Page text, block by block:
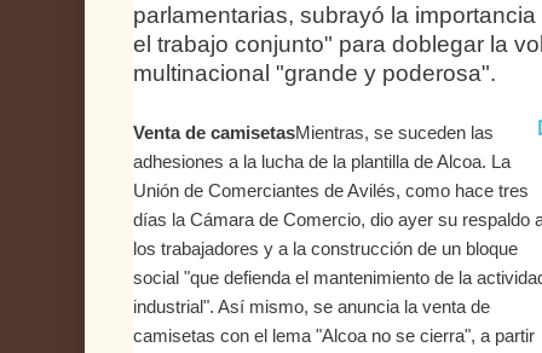
parlamentarias, subrayó la
el trabajo conjunto" para doblegar la
multinacional "grande y poderosa".
Venta de camisetasMientras, se suceden las
adhesiones a la lucha de la plantilla de Alcoa. La
Unión de Comerciantes de Avilés, como hace tres
días la Cámara de Comercio, dio ayer su respaldo
los trabajadores y a la construcción de un bloque
social "que defienda el mantenimiento de la
industrial". Así mismo, se anuncia la venta de
camisetas con el lema "Alcoa no se cierra", a partir